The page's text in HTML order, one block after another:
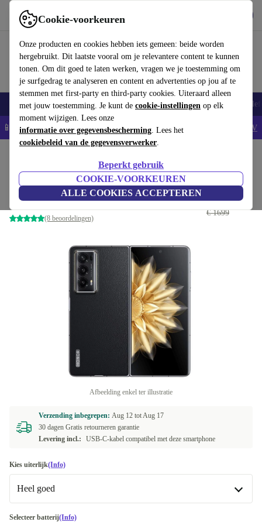
Cookie-voorkeuren
Onze producten en cookies hebben iets gemeen: beide worden
hergebruikt. Dit laatste vooral om je relevantere content te kunnen
tonen. Om dit goed te laten werken, vragen we je toestemming om
je surfgedrag te analyseren en content en advertenties op jou af te
stemmen met first-party en third-party cookies. Uiteraard alleen
met jouw toestemming. Je kunt de cookie-instellingen op elk
moment wijzigen. Lees onze
informatie over gegevensbescherming. Lees het
cookiebeleid van de gegevensverwerker.
Beperkt gebruik
COOKIE-VOORKEUREN
ALLE COOKIES ACCEPTEREN
Gebruik refurbed snel en eenvoudig
Smartphones Laptops Tablets Smartwatches Accessoires
📱5% EXTRA korting op alle iPhones – Code: IPHONEDEAL - AV
Honor Magic V2
16 GB | 512 GB | Dual-SIM | zwart
(8 beoordelingen)
€ 653,99
€ 1699
Afbeelding enkel ter illustratie
Verzending inbegrepen: Aug 12 totAug 17
30 dagen Gratis retourneren garantie
Levering incl.:
USB-C-kabel compatibel met deze smartphone
Kies uiterlijk(Info)
Heel goed
Heel goed
Selecteer batterij(Info)